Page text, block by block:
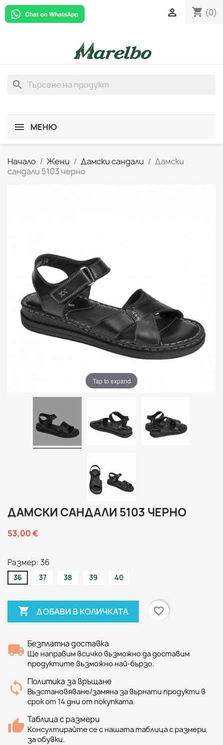
shopping_cart (0)

search
МЕНЮ
Начало Жени Дамски сандали
Дамски
сандали 5103 черно
Tap to expand
ДАМСКИ САНДАЛИ 5103 ЧЕРНО
53,00 €
Размер: 36
36 37 38 39 40
 ДОБАВИ В КОЛИЧКАТА favorite_border
Безплатна доставка
Ще направим всичко възможно да доставим
продуктите възможно най-бързо.
Политика за връщане
Възстановяване/замяна за върнати продукти в
срок от 14 дни от покупката.
Таблица с размери
Консултирайте се с нашата таблица с размери
за обувки.